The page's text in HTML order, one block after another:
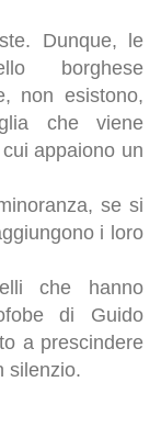
Dunque, le
borghese
non esistono,
che viene
appaiono un
se si
i loro
che hanno
di Guido
a prescindere
silenzio.